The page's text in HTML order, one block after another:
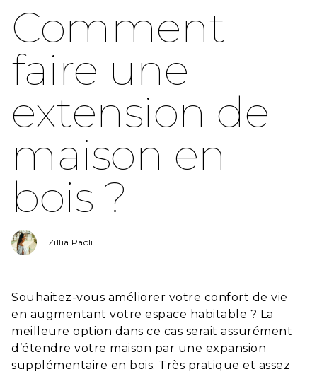
Comment
faire une
extension de
maison en
bois ?
Zillia Paoli
Souhaitez-vous améliorer votre confort de vie
en augmentant votre espace habitable ? La
meilleure option dans ce cas serait assurément
d’étendre votre maison par une expansion
supplémentaire en bois. Très pratique et assez